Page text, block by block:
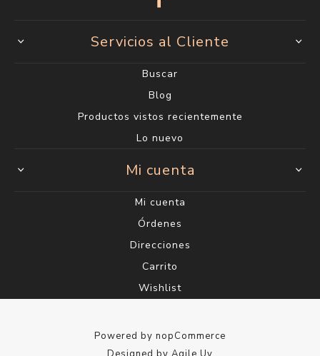
Servicios al Cliente
Buscar
Blog
Productos vistos recientemente
Lo nuevo
Mi cuenta
Mi cuenta
Órdenes
Direcciones
Carrito
Wishlist
Powered by nopCommerce